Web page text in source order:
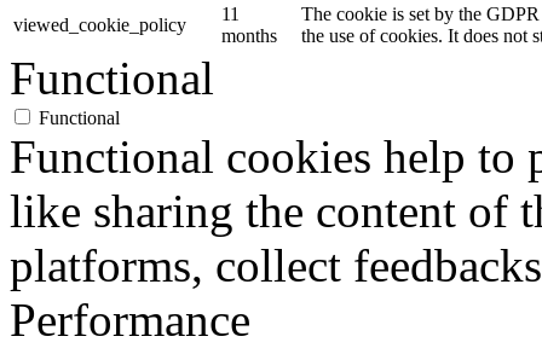
viewed_cookie_policy
11
months
The cookie is set by the
the use of cookies. It does not
Functional
Functional
Functional cookies help to
like sharing the content of
platforms, collect
Performance